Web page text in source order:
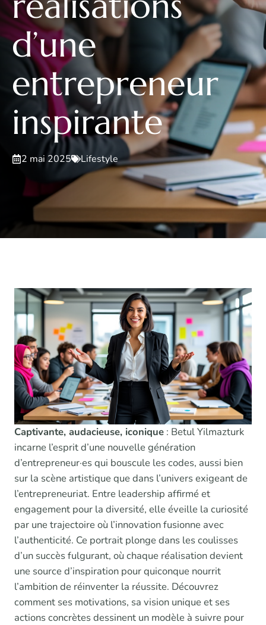
d’une
entrepreneur
inspirante
2 mai 2025 Lifestyle
Captivante, audacieuse, iconique : Betul Yilmazturk
incarne l’esprit d’une nouvelle génération
d’entrepreneur·es qui bouscule les codes, aussi bien
sur la scène artistique que dans l’univers exigeant de
l’entrepreneuriat. Entre leadership affirmé et
engagement pour la diversité, elle éveille la curiosité
par une trajectoire où l’innovation fusionne avec
l’authenticité. Ce portrait plonge dans les coulisses
d’un succès fulgurant, où chaque réalisation devient
une source d’inspiration pour quiconque nourrit
l’ambition de réinventer la réussite. Découvrez
comment ses motivations, sa vision unique et ses
actions concrètes dessinent un modèle à suivre pour